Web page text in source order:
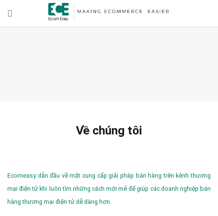
Về chúng tôi
Ecomeasy dẫn đầu về mặt cung cấp giải pháp bán hàng trên kênh thương
mại điện tử khi luôn tìm những cách mới mẻ để giúp các doanh nghiệp bán
hàng thương mại điện tử dễ dàng hơn.